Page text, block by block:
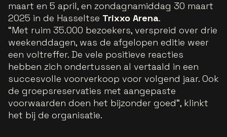
maart en 5 april, en zondagnamiddag 30 maart
2025 in de Hasseltse Trixxo Arena.
“Met ruim 35.000 bezoekers, verspreid over drie
weekenddagen, was de afgelopen editie weer
een voltreffer. De vele positieve reacties
hebben zich ondertussen al vertaald in een
succesvolle voorverkoop voor volgend jaar. Ook
de groepsreservaties met aangepaste
voorwaarden doen het bijzonder goed”, klinkt
het bij de organisatie.